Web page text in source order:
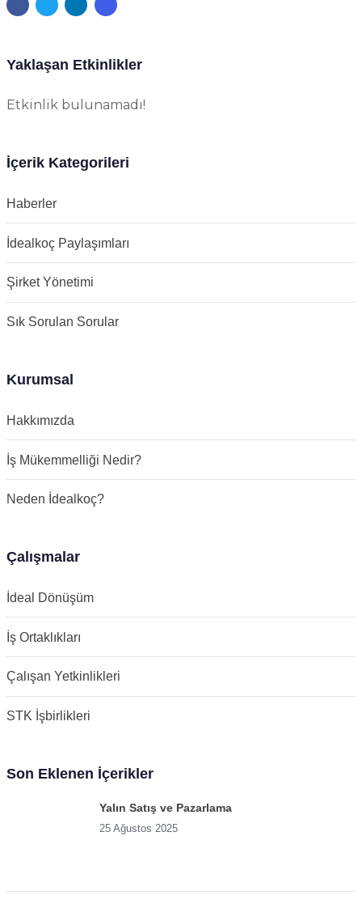
Yaklaşan Etkinlikler
Etkinlik bulunamadı!
İçerik Kategorileri
Haberler
İdealkoç Paylaşımları
Şirket Yönetimi
Sık Sorulan Sorular
Kurumsal
Hakkımızda
İş Mükemmelliği Nedir?
Neden İdealkoç?
Çalışmalar
İdeal Dönüşüm
İş Ortaklıkları
Çalışan Yetkinlikleri
STK İşbirlikleri
Son Eklenen İçerikler
Yalın Satış ve Pazarlama
25 Ağustos 2025